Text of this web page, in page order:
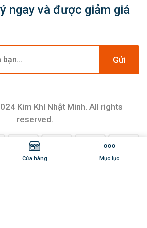
Cửa hàng Mục lục
ngay và được giảm giá
Gửi
Kim Khí Nhật Minh. All rights
reserved.